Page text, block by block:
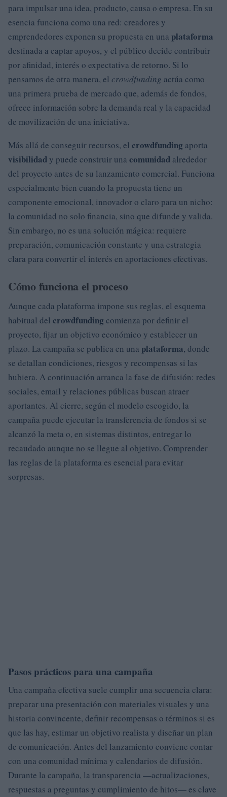
para impulsar una idea, producto, causa o empresa. En su
esencia funciona como una red: creadores y
emprendedores exponen su propuesta en una plataforma
destinada a captar apoyos, y el público decide contribuir
por afinidad, interés o expectativa de retorno. Si lo
pensamos de otra manera, el crowdfunding actúa como
una primera prueba de mercado que, además de fondos,
ofrece información sobre la demanda real y la capacidad
de movilización de una iniciativa.
Más allá de conseguir recursos, el crowdfunding aporta
visibilidad y puede construir una comunidad alrededor
del proyecto antes de su lanzamiento comercial. Funciona
especialmente bien cuando la propuesta tiene un
componente emocional, innovador o claro para un nicho:
la comunidad no solo financia, sino que difunde y valida.
Sin embargo, no es una solución mágica: requiere
preparación, comunicación constante y una estrategia
clara para convertir el interés en aportaciones efectivas.
Cómo funciona el proceso
Aunque cada plataforma impone sus reglas, el esquema
habitual del crowdfunding comienza por definir el
proyecto, fijar un objetivo económico y establecer un
plazo. La campaña se publica en una plataforma, donde
se detallan condiciones, riesgos y recompensas si las
hubiera. A continuación arranca la fase de difusión: redes
sociales, email y relaciones públicas buscan atraer
aportantes. Al cierre, según el modelo escogido, la
campaña puede ejecutar la transferencia de fondos si se
alcanzó la meta o, en sistemas distintos, entregar lo
recaudado aunque no se llegue al objetivo. Comprender
las reglas de la plataforma es esencial para evitar
sorpresas.
Pasos prácticos para una campaña
Una campaña efectiva suele cumplir una secuencia clara:
preparar una presentación con materiales visuales y una
historia convincente, definir recompensas o términos si es
que las hay, estimar un objetivo realista y diseñar un plan
de comunicación. Antes del lanzamiento conviene contar
con una comunidad mínima y calendarios de difusión.
Durante la campaña, la transparencia —actualizaciones,
respuestas a preguntas y cumplimiento de hitos— es clave